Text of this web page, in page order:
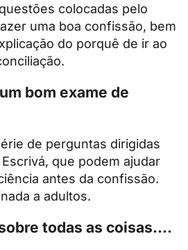
colocadas pelo
uma boa confissão, bem
do porquê de ir ao
bom exame de
de perguntas dirigidas
que podem ajudar
antes da confissão.
a adultos.
todas as coisas....